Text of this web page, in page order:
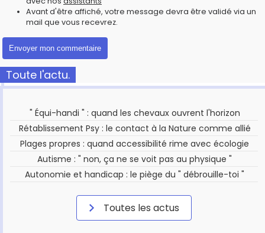
Avant d'être affiché, votre message devra être validé via un
mail que vous recevrez.
Toute l'actu.
" Équi-handi " : quand les chevaux ouvrent l'horizon
Rétablissement Psy : le contact à la Nature comme allié
Plages propres : quand accessibilité rime avec écologie
Autisme : " non, ça ne se voit pas au physique "
Autonomie et handicap : le piège du " débrouille-toi "
Toutes les actus